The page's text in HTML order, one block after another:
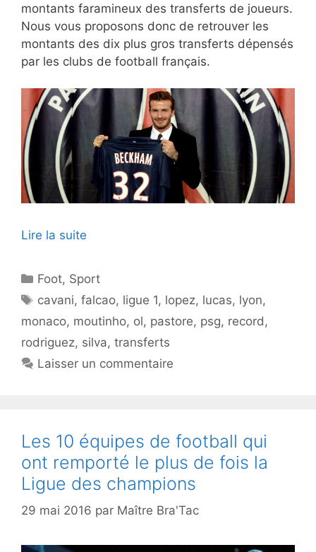
montants faramineux des transferts de joueurs.
Nous vous proposons donc de retrouver les
montants des dix plus gros transferts dépensés
par les clubs de football français.
Lire la suite
Catégories
Foot, Sport
Étiquettes
cavani,falcao, ligue 1, lopez, lucas, lyon,
monaco, moutinho, ol, pastore, psg, record ,
rodriguez, silva, transferts
Laisser un commentaire
Les 10 équipes de football qui
ont remporté le plus de fois la
Ligue des champions
29 mai 2016 par Maître Bra'Tac